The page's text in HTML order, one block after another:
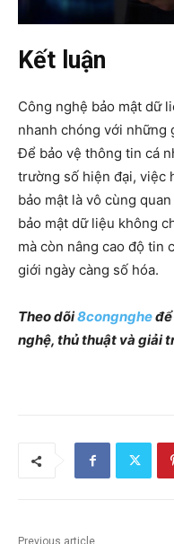
Kết luận
Công nghệ bảo mật dữ
nhanh chóng với những
Để bảo vệ thông tin cá
trường số hiện đại, việc
bảo mật là vô cùng
bảo mật dữ liệu không
mà còn nâng cao độ tin
giới ngày càng số hóa.
Theo dõi8congnghe
nghệ, thủ thuật và giải
Previous article